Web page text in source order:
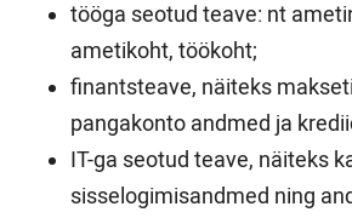
tööga seotud teave: nt
ametikoht, töökoht;
finantsteave, näiteks
pangakonto andmed ja
IT-ga seotud teave, näiteks
sisselogimisandmed ning